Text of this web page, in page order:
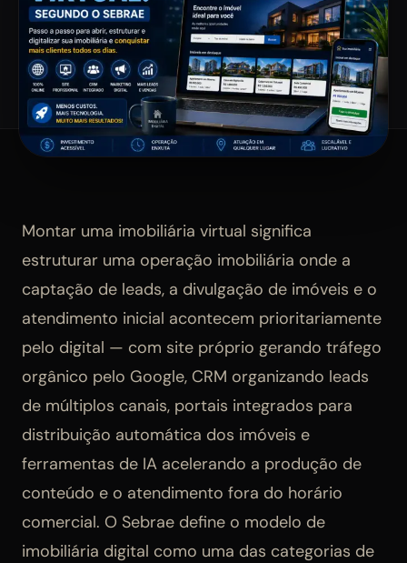
Montar uma imobiliária virtual significa
estruturar uma operação imobiliária onde a
captação de leads, a divulgação de imóveis e o
atendimento inicial acontecem prioritariamente
pelo digital — com site próprio gerando tráfego
orgânico pelo Google, CRM organizando leads
de múltiplos canais, portais integrados para
distribuição automática dos imóveis e
ferramentas de IA acelerando a produção de
conteúdo e o atendimento fora do horário
comercial. O Sebrae define o modelo de
imobiliária digital como uma das categorias de